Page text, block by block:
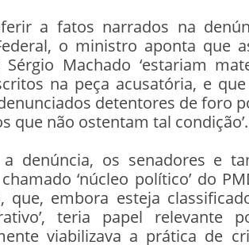
a fatos narrados na
o ministro aponta que
Sérgio Machado ‘estariam
na peça acusatória, e
detentores de foro
que não ostentam tal condição’.
a denúncia, os senadores e
‘núcleo político’ do
que, embora esteja
teria papel
viabilizava a prática de